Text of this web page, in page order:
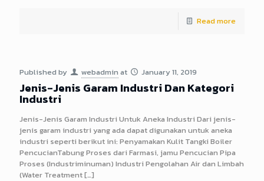
Read more
Published by webadmin at January 11, 2019
Jenis-Jenis Garam Industri Dan Kategori
Industri
Jenis-Jenis Garam Industri Untuk Aneka Industri Dari jenis-
jenis garam industri yang ada dapat digunakan untuk aneka
industri seperti berikut ini: Penyamakan Kulit Tangki Boiler
PencucianTabung Proses dari Farmasi, jamu Pencucian Pipa
Proses (Industriminuman) Industri Pengolahan Air dan Limbah
(Water Treatment[…]